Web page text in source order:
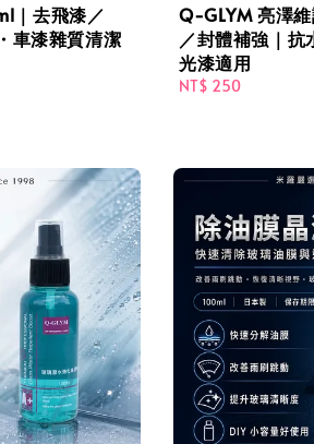
｜去飛漆／
車漆雜質清潔
Q-GLYM 亮澤
／封體補強｜抗
光漆適用
Regular
NT$ 250